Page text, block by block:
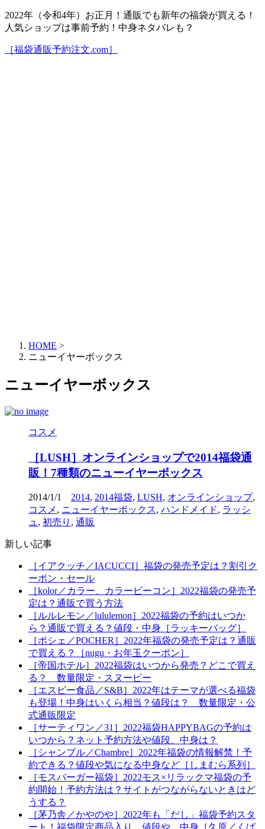
2022年（令和4年）お正月！通販でも新年の福袋が買える！
人気ショップは事前予約！中身ネタバレも？
［福袋通販予約注文.com］
HOME >
ニューイヤーボックス
ニューイヤーボックス
コスメ
［LUSH］オンラインショップで2014福袋通
販！7種類のニューイヤーボックス
2014/1/1 2014, 2014福袋, LUSH, オンラインショップ,
コスメ , ニューイヤーボックス, ハンドメイド, ラッシ
ュ , 初売り , 通販
新しい記事
［イアクッチ／IACUCCI］福袋の発売予定は？割引ク
ーポン・セール
［kolor／カラー、カラービーコン］2022福袋の発売予
定は？通販で買う方法
［ルルレモン／lululemon］2022福袋の予約はいつか
ら？通販で買える？値段・中身［ラッキーバッグ］
［ポシェ／POCHER］2022年福袋の発売予定は？通販
で買える？［nugu・お年玉クーポン］
［帝国ホテル］2022福袋はいつから発売？どこで買え
る？ 数量限定・スヌーピー
［エスビー食品／S&B］2022年はテーマが選べる福袋
も登場！中身はいくら相当？値段は？ 数量限定・公
式通販限定
［サーティワン／31］2022福袋HAPPYBAGの予約は
いつから？ネット予約方法や値段、中身は？
［シャンブル／Chambre］2022年福袋の情報解禁！予
約できる？値段や気になる中身など［しまむら系列］
［モスバーガー福袋］2022モス×リラックマ福袋の予
約開始！予約方法は？サイトがつながらないときはど
うする？
［茅乃舎／かやのや］2022年も「だし」福袋予約スタ